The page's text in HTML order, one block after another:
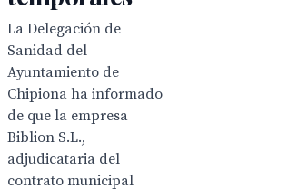
La Delegación de
Sanidad del
Ayuntamiento de
Chipiona ha informado
de que la empresa
Biblion S.L.,
adjudicataria del
contrato municipal